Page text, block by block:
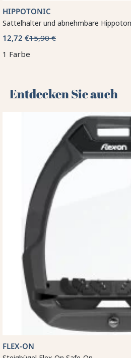
HIPPOTONIC
Sattelhalter und abnehmbare
12,72 €15,90 €
1 Farbe
Entdecken Sie auch 🌻
FLEX-ON